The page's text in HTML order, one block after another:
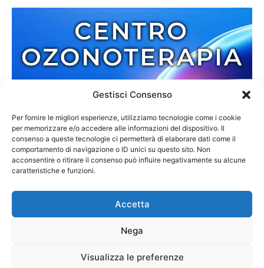
Gestisci Consenso
Per fornire le migliori esperienze, utilizziamo tecnologie come i cookie
per memorizzare e/o accedere alle informazioni del dispositivo. Il
consenso a queste tecnologie ci permetterà di elaborare dati come il
comportamento di navigazione o ID unici su questo sito. Non
acconsentire o ritirare il consenso può influire negativamente su alcune
caratteristiche e funzioni.
Accetta
Nega
Visualizza le preferenze
Contatti Cookie Policy Privacy Policy